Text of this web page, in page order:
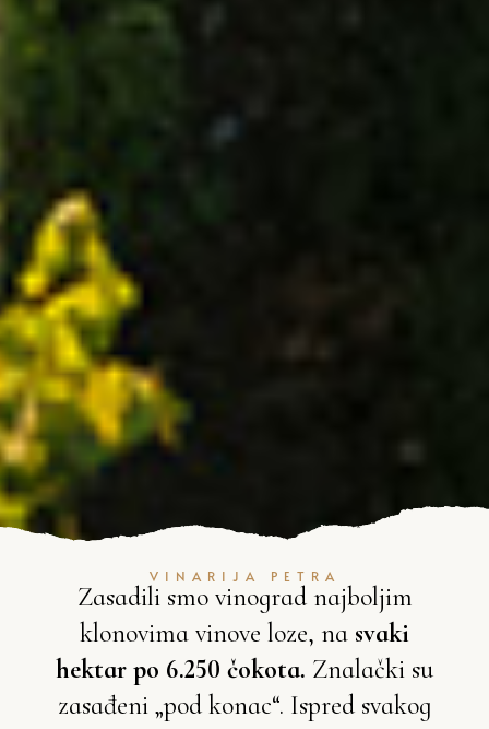
VINARIJA PETRA
Zasadili smo vinograd najboljim
klonovima vinove loze, na svaki
hektar po 6.250 čokota. Znalački su
zasađeni „pod konac“. Ispred svakog